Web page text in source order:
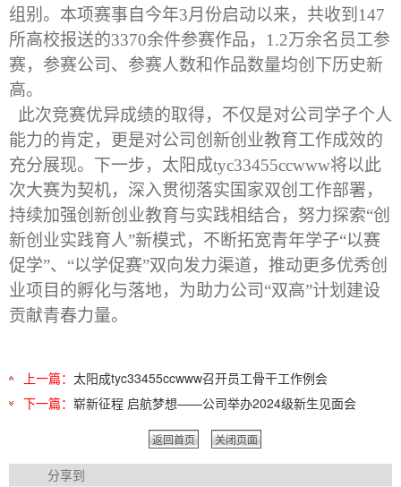
组别。本项赛事自今年3月份启动以来，共收到147
所高校报送的3370余件参赛作品，1.2万余名员工参
赛，参赛公司、参赛人数和作品数量均创下历史新
高。
此次竞赛优异成绩的取得，不仅是对公司学子个人
能力的肯定，更是对公司创新创业教育工作成效的
充分展现。下一步，​太阳成tyc33455ccwww将以此
次大赛为契机，深入贯彻落实国家双创工作部署，
持续加强创新创业教育与实践相结合，努力探索“创
新创业实践育人”新模式，不断拓宽青年学子“以赛
促学”、“以学促赛”双向发力渠道，推动更多优秀创
业项目的孵化与落地，为助力公司“双高”计划建设
贡献青春力量。
上一篇： 太阳成tyc33455ccwww召开员工骨干工作例会
下一篇： 崭新征程 启航梦想——公司举办2024级新生见面会
返回首页 关闭页面
分享到